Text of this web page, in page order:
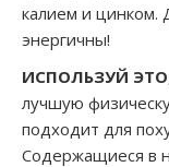
калием и цинком.
энергичны!
ИСПОЛЬЗУЙ ЭТО
лучшую
подходит для
Содержащиеся в